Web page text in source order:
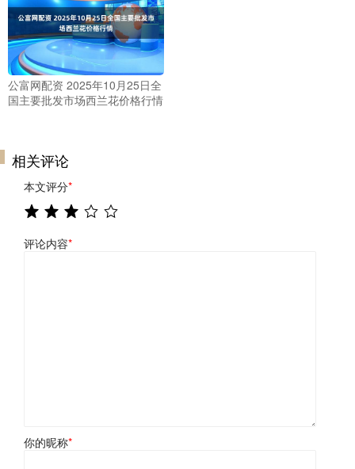
公富网配资 2025年10月25日全
国主要批发市场西兰花价格行情
相关评论
本文评分*
评论内容*
你的昵称*